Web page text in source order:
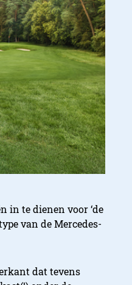
in te dienen voor ‘de
van de Mercedes-
dat tevens